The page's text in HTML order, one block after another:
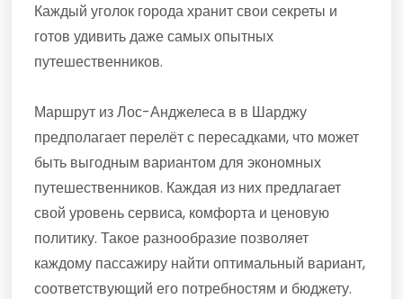
Каждый уголок города хранит свои секреты и
готов удивить даже самых опытных
путешественников.
Маршрут из Лос-Анджелеса в в Шарджу
предполагает перелёт с пересадками, что может
быть выгодным вариантом для экономных
путешественников. Каждая из них предлагает
свой уровень сервиса, комфорта и ценовую
политику. Такое разнообразие позволяет
каждому пассажиру найти оптимальный вариант,
соответствующий его потребностям и бюджету.